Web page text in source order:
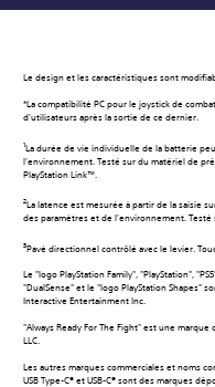
Le design et les caractéristiques sont
*La compatibilité PC pour le joystick de
d'utilisateurs après la sortie de ce dernier.
1La durée de vie individuelle de la batterie
l'environnement. Testé sur du matériel de
PlayStation Link™.
2La latence est mesurée à partir de la saisie
des paramètres et de l'environnement.
3Pavé directionnel contrôlé avec le levier.
Le "logo PlayStation Family", "PlayStation",
"DualSense" et le "logo PlayStation Shapes"
Interactive Entertainment Inc.
"Always Ready For The Fight" est une
LLC.
Les autres marques commerciales et noms
USB Type-C® et USB-C® sont des marques